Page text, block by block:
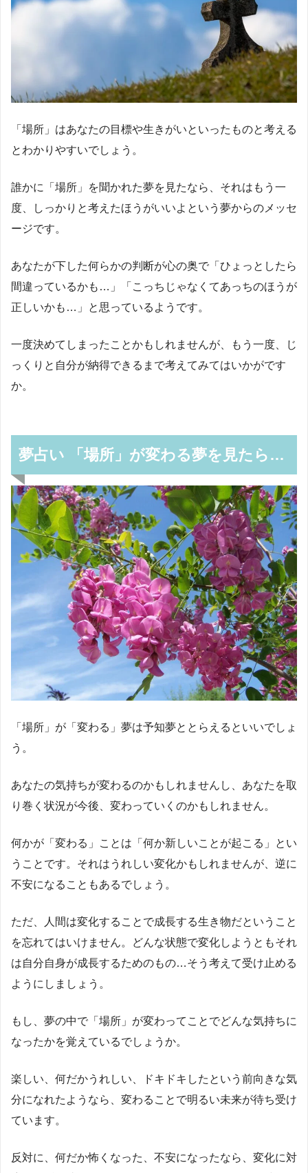
「場所」はあなたの目標や生きがいといったものと考える
とわかりやすいでしょう。
誰かに「場所」を聞かれた夢を見たなら、それはもう一
度、しっかりと考えたほうがいいよという夢からのメッセ
ージです。
あなたが下した何らかの判断が心の奥で「ひょっとしたら
間違っているかも…」「こっちじゃなくてあっちのほうが
正しいかも…」と思っているようです。
一度決めてしまったことかもしれませんが、もう一度、じ
っくりと自分が納得できるまで考えてみてはいかがです
か。
夢占い 「場所」が変わる夢を見たら…
「場所」が「変わる」夢は予知夢ととらえるといいでしょ
う。
あなたの気持ちが変わるのかもしれませんし、あなたを取
り巻く状況が今後、変わっていくのかもしれません。
何かが「変わる」ことは「何か新しいことが起こる」とい
うことです。それはうれしい変化かもしれませんが、逆に
不安になることもあるでしょう。
ただ、人間は変化することで成長する生き物だということ
を忘れてはいけません。どんな状態で変化しようともそれ
は自分自身が成長するためのもの…そう考えて受け止める
ようにしましょう。
もし、夢の中で「場所」が変わってことでどんな気持ちに
なったかを覚えているでしょうか。
楽しい、何だかうれしい、ドキドキしたという前向きな気
分になれたようなら、変わることで明るい未来が待ち受け
ています。
反対に、何だか怖くなった、不安になったなら、変化に対